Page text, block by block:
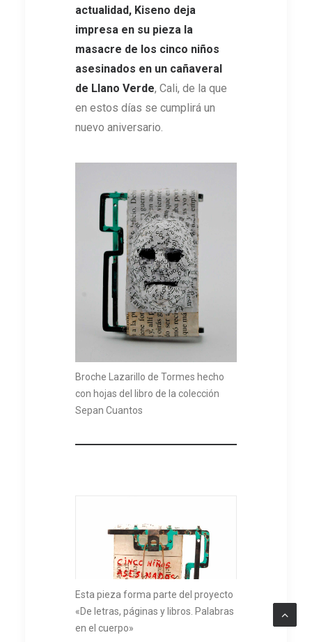
Broche Lazarillo de Tormes hecho
con hojas del libro de la colección
Sepan Cuantos
Esta pieza forma parte del proyecto
«De letras, páginas y libros. Palabras
en el cuerpo»
actualidad, Kiseno deja
impresa en su pieza la
masacre de los cinco niños
asesinados en un cañaveral
de Llano Verde, Cali, de la que
en estos días se cumplirá un
nuevo aniversario.